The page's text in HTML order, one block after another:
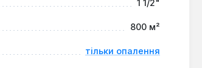
1 1/2"
800 м²
тільки опалення